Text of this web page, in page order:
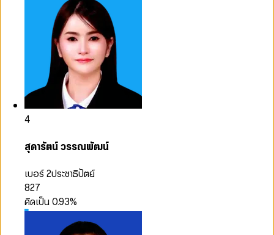
4
สุดารัตน์ วรรณพัฒน์
เบอร์ 2ประชาธิปัตย์
827
คิดเป็น0.93%